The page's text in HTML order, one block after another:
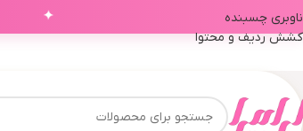
✦
ناوبری چسبنده
کشش ردیف و محتوا